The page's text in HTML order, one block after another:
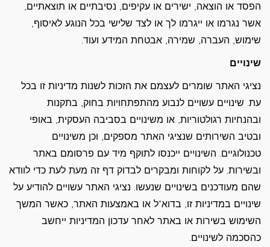
הפסד או הוצאה, ישירים או עקיפים, נסיבתיים או תוצאתיים,
אשר נגרמו או ייגרמו לך או לצד שלישי בכל הנוגע לאיסוף,
שימוש, העברה, שמירה, אבטחת המידע ועוד.
שינויים
נציגי האתר שומרים לעצמם את הזכות לשנות מדיניות זו בכל
עת. שינויים עשויים לנבוע מהתפתחויות בחוק, בתקנות
ובהנחיות רגולטוריות, או משינויים בסביבה העסקית, באופי
ובטיב השירותים שנציגי האתר מספקים, וכן משינויים
טכנולוגיים. השינויים ייכנסו לתוקף מיד עם פרסומם באתר
ובשירות. על לקוחות ומבקרים לבדוק דף זה מעת לעת כדי לוודא
שהם מעודכנים בשינויים שנעשו. נציגי האתר עשויים להודיע על
שינויים במדיניות זו, בדוא"ל או באמצעות האתר, כאשר המשך
השימוש בשירות או באתר לאחר עדכון המדיניות ייחשב
כהסכמה לשינויים.